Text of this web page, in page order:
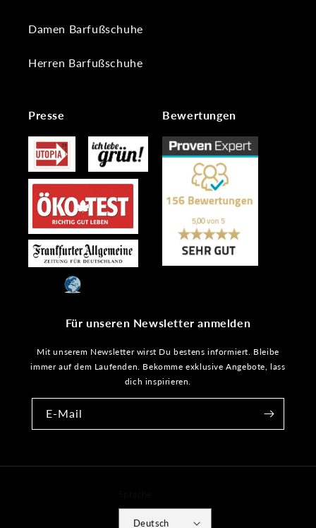
Damen Barfußschuhe
Herren Barfußschuhe
Presse Bewertungen
Für unseren Newsletter anmelden
Mit unserem Newsletter wirst Du bestens informiert. Bleibe
immer auf dem Laufenden. Bekomme exklusive Angebote, lass
dich inspirieren.
E-Mail
Deutsch